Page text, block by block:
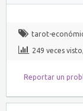
tarot-
249 veces
Reportar un